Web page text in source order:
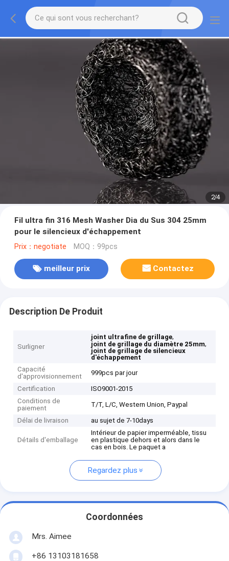
2/4
Fil ultra fin 316 Mesh Washer Dia du Sus 304 25mm
pour le silencieux d'échappement
Prix：negotiate MOQ：99pcs
meilleur prix Contactez
Description De Produit
Surligner
joint ultrafine de grillage,
joint de grillage du diamètre 25mm,
joint de grillage de silencieux
d'échappement
Capacité
d'approvisionnement
999pcs par jour
Certification
ISO9001-2015
Conditions de
paiement
T/T, L/C, Western Union, Paypal
Délai de livraison au sujet de 7-10days
Détails d'emballage
Intérieur de papier imperméable, tissu
en plastique dehors et alors dans le
cas en bois. Le paquet a
Regardez plus
Coordonnées
Mrs. Aimee
+86 13103181658